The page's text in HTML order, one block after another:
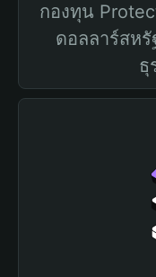
กองทุน
ดอลลาร์สห
ธุ